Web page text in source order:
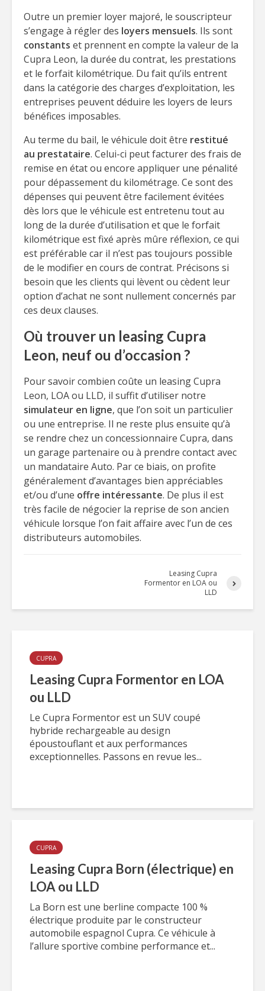
Outre un premier loyer majoré, le souscripteur
s’engage à régler des loyers mensuels. Ils sont
constants et prennent en compte la valeur de la
Cupra Leon, la durée du contrat, les prestations
et le forfait kilométrique. Du fait qu’ils entrent
dans la catégorie des charges d’exploitation, les
entreprises peuvent déduire les loyers de leurs
bénéfices imposables.
Au terme du bail, le véhicule doit être restitué
au prestataire. Celui-ci peut facturer des frais de
remise en état ou encore appliquer une pénalité
pour dépassement du kilométrage. Ce sont des
dépenses qui peuvent être facilement évitées
dès lors que le véhicule est entretenu tout au
long de la durée d’utilisation et que le forfait
kilométrique est fixé après mûre réflexion, ce qui
est préférable car il n’est pas toujours possible
de le modifier en cours de contrat. Précisons si
besoin que les clients qui lèvent ou cèdent leur
option d’achat ne sont nullement concernés par
ces deux clauses.
Où trouver un leasing Cupra
Leon, neuf ou d’occasion ?
Pour savoir combien coûte un leasing Cupra
Leon, LOA ou LLD, il suffit d’utiliser notre
simulateur en ligne, que l’on soit un particulier
ou une entreprise. Il ne reste plus ensuite qu’à
se rendre chez un concessionnaire Cupra, dans
un garage partenaire ou à prendre contact avec
un mandataire Auto. Par ce biais, on profite
généralement d’avantages bien appréciables
et/ou d’une offre intéressante. De plus il est
très facile de négocier la reprise de son ancien
véhicule lorsque l’on fait affaire avec l’un de ces
distributeurs automobiles.
Leasing Cupra
Formentor en LOA ou
LLD
CUPRA
Leasing Cupra Formentor en LOA
ou LLD
Le Cupra Formentor est un SUV coupé
hybride rechargeable au design
époustouflant et aux performances
exceptionnelles. Passons en revue les...
CUPRA
Leasing Cupra Born (électrique) en
LOA ou LLD
La Born est une berline compacte 100 %
électrique produite par le constructeur
automobile espagnol Cupra. Ce véhicule à
l’allure sportive combine performance et...